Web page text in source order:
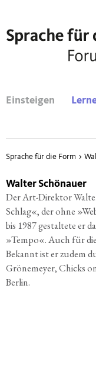
Einsteigen
Sprache für die Form >
Walter Schönauer
Der Art-Direk­tor
Schlag«, der ohne
bis 1987 gestal­te­te er
»Tem­po«. Auch für
Bekannt ist er zudem
Grö­ne­mey­er, Chicks
Berlin.